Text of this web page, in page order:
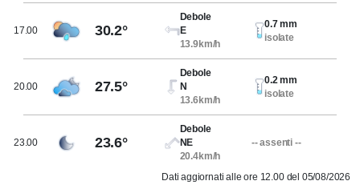
17.00 30.2°
Debole
E
13.9km/h
0.7 mm
isolate
20.00 27.5°
Debole
N
13.6km/h
0.2 mm
isolate
23.00 23.6°
Debole
NE
20.4km/h
-- assenti --
Dati aggiornati alle ore 12.00 del 05/08/2026